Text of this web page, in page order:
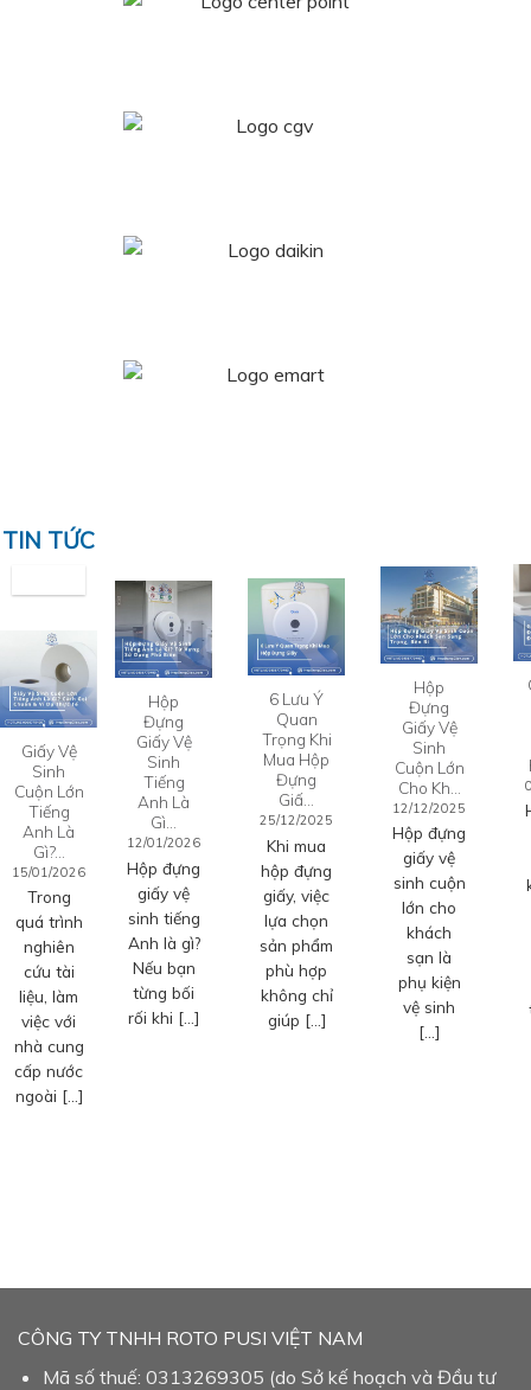
TIN TỨC
Giấy Vệ
Sinh
Cuộn Lớn
Tiếng
Anh Là
Gì?…
15/01/2026
Trong
quá trình
nghiên
cứu tài
liệu, làm
việc với
nhà cung
cấp nước
ngoài […]
Hộp
Đựng
Giấy Vệ
Sinh
Tiếng
Anh Là
Gì…
12/01/2026
Hộp đựng
giấy vệ
sinh tiếng
Anh là gì?
Nếu bạn
từng bối
rối khi […]
6 Lưu Ý
Quan
Trọng Khi
Mua Hộp
Đựng
Giấ…
25/12/2025
Khi mua
hộp đựng
giấy, việc
lựa chọn
sản phẩm
phù hợp
không chỉ
giúp […]
Hộp
Đựng
Giấy Vệ
Sinh
Cuộn Lớn
Cho Kh…
12/12/2025
Hộp đựng
giấy vệ
sinh cuộn
lớn cho
khách
sạn là
phụ kiện
vệ sinh
[…]
CÔNG TY TNHH ROTO PUSI VIỆT NAM
Mã số thuế: 0313269305 (do Sở kế hoạch và Đầu tư